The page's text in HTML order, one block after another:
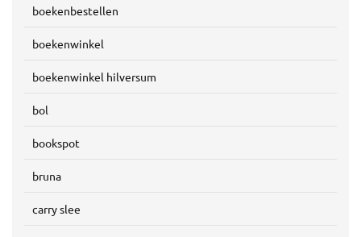
boekenbestellen
boekenwinkel
boekenwinkel hilversum
bol
bookspot
bruna
carry slee